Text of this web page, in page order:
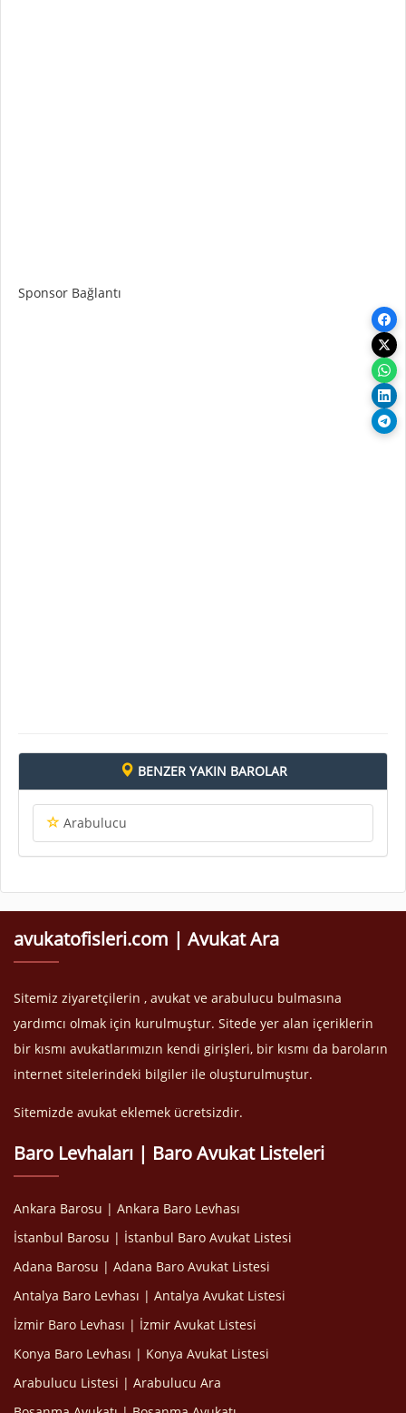
Sponsor Bağlantı
BENZER YAKIN BAROLAR
Arabulucu
avukatofisleri.com | Avukat Ara
Sitemiz ziyaretçilerin , avukat ve arabulucu bulmasına
yardımcı olmak için kurulmuştur. Sitede yer alan içeriklerin
bir kısmı avukatlarımızın kendi girişleri, bir kısmı da baroların
internet sitelerindeki bilgiler ile oluşturulmuştur.
Sitemizde avukat eklemek ücretsizdir.
Baro Levhaları | Baro Avukat Listeleri
Ankara Barosu | Ankara Baro Levhası
İstanbul Barosu | İstanbul Baro Avukat Listesi
Adana Barosu | Adana Baro Avukat Listesi
Antalya Baro Levhası | Antalya Avukat Listesi
İzmir Baro Levhası | İzmir Avukat Listesi
Konya Baro Levhası | Konya Avukat Listesi
Arabulucu Listesi | Arabulucu Ara